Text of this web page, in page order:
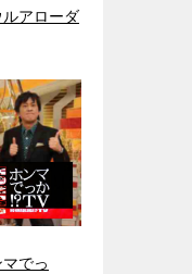
アローダ
でっ